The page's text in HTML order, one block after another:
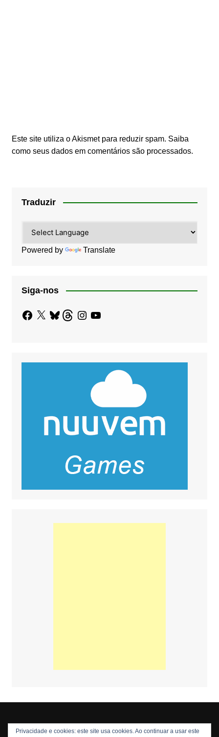
Este site utiliza o Akismet para reduzir spam. Saiba
como seus dados em comentários são processados.
Traduzir
Powered by Translate
Siga-nos
Facebook
X BlueskyThreadsInstagram
YouTube
Copyright © 2026 Nós Nerds. Todos os direitos reservados
Privacidade e cookies: este site usa cookies. Ao continuar a usar este